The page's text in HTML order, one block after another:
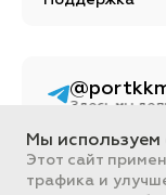
Здесь мы
и
контентом из
бизнеса
Мы используем
Этот сайт
трафика и